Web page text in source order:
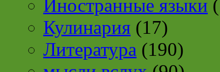
Иностранные языки
Кулинария (17)
Литература (190)